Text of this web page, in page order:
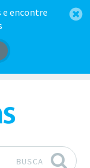
e encontre
BUSCA